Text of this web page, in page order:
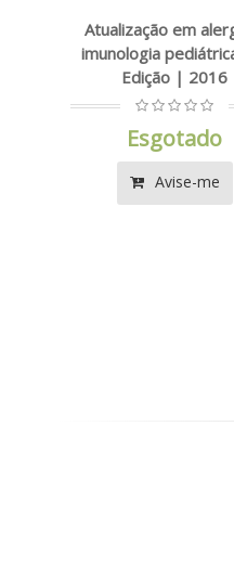
Atualização em
imunologia
Edição | 2016
Esgotado
Avise-me